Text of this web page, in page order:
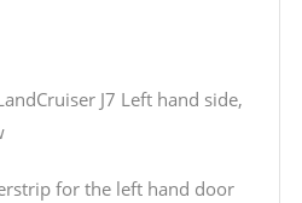
J7 Left hand side,
for the left hand door